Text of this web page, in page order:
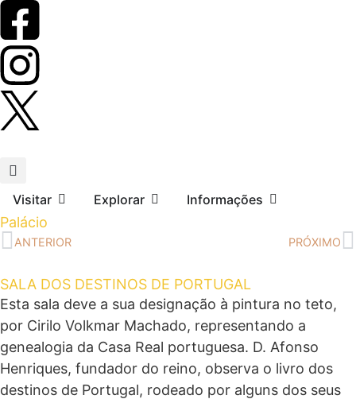
Visitar Explorar Informações
Palácio
ANTERIOR PRÓXIMO
SALA DOS DESTINOS DE PORTUGAL
Esta sala deve a sua designação à pintura no teto,
por Cirilo Volkmar Machado, representando a
genealogia da Casa Real portuguesa. D. Afonso
Henriques, fundador do reino, observa o livro dos
destinos de Portugal, rodeado por alguns dos seus